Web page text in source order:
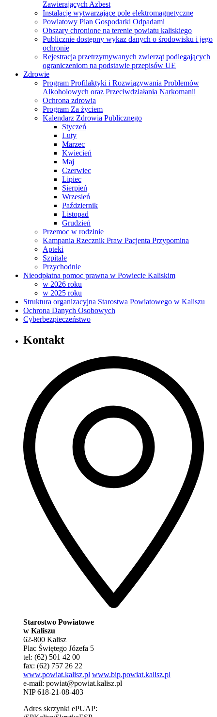
Zawierających Azbest
Instalacje wytwarzające pole elektromagnetyczne
Powiatowy Plan Gospodarki Odpadami
Obszary chronione na terenie powiatu kaliskiego
Publicznie dostępny wykaz danych o środowisku i jego
ochronie
Rejestracja przetrzymywanych zwierząt podlegających
ograniczeniom na podstawie przepisów UE
Zdrowie
Program Profilaktyki i Rozwiązywania Problemów
Alkoholowych oraz Przeciwdziałania Narkomanii
Ochrona zdrowia
Program Za życiem
Kalendarz Zdrowia Publicznego
Styczeń
Luty
Marzec
Kwiecień
Maj
Czerwiec
Lipiec
Sierpień
Wrzesień
Październik
Listopad
Grudzień
Przemoc w rodzinie
Kampania Rzecznik Praw Pacjenta Przypomina
Apteki
Szpitale
Przychodnie
Nieodpłatna pomoc prawna w Powiecie Kaliskim
w 2026 roku
w 2025 roku
Struktura organizacyjna Starostwa Powiatowego w Kaliszu
Ochrona Danych Osobowych
Cyberbezpieczeństwo
Kontakt
Starostwo Powiatowe
w Kaliszu
62-800 Kalisz
Plac Świętego Józefa 5
tel: (62) 501 42 00
fax: (62) 757 26 22
www.powiat.kalisz.pl www.bip.powiat.kalisz.pl
e-mail: powiat@powiat.kalisz.pl
NIP 618-21-08-403
Adres skrzynki ePUAP: